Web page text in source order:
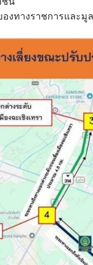
องทางราชการและ